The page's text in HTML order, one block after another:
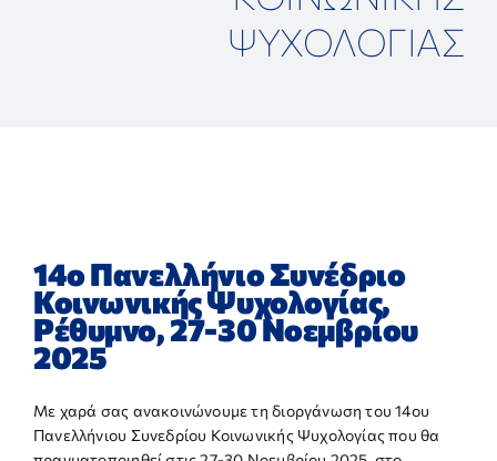
ΨΥΧΟΛΟΓΙΑΣ
14ο Πανελλήνιο Συνέδριο
Κοινωνικής Ψυχολογίας,
Ρέθυμνο, 27-30 Νοεμβρίου
2025
Με χαρά σας ανακοινώνουμε τη διοργάνωση του 14ου
Πανελλήνιου Συνεδρίου Κοινωνικής Ψυχολογίας που θα